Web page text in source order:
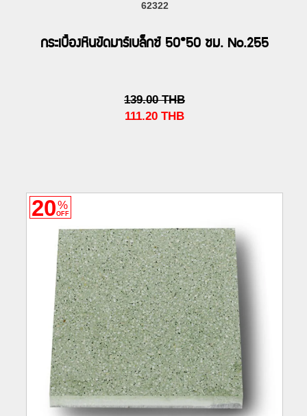
62322
กระเบื้องหินขัดมาร์เบล็กซ์ 50*50 ซม. No.255
139.00 THB
111.20 THB
20%
OFF